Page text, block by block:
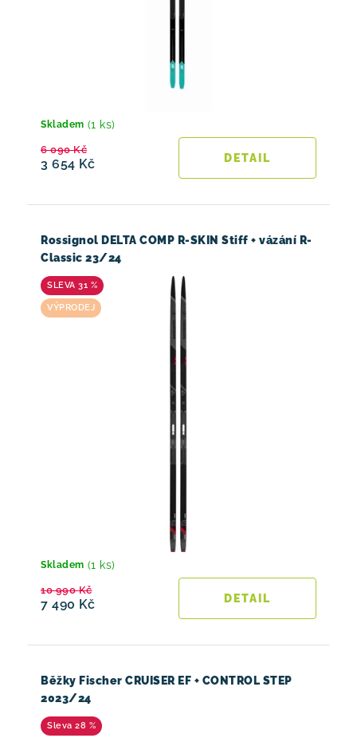
Skladem (1 ks)
3 654 Kč
6 090 Kč
Rossignol DELTA COMP R-SKIN Stiff + vázání R-
Classic 23/24
31 %
VÝPRODEJ
Skladem (1 ks)
7 490 Kč
10 990 Kč
Běžky Fischer CRUISER EF + CONTROL STEP
2023/24
28 %